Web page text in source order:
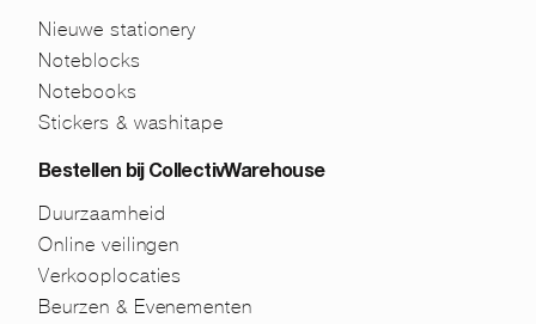
Nieuwe stationery
Noteblocks
Notebooks
Stickers & washitape
Bestellen bij CollectivWarehouse
Duurzaamheid
Online veilingen
Verkooplocaties
Beurzen & Evenementen